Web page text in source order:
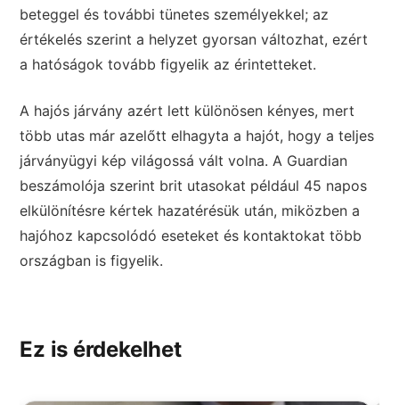
beteggel és további tünetes személyekkel; az
értékelés szerint a helyzet gyorsan változhat, ezért
a hatóságok tovább figyelik az érintetteket.
A hajós járvány azért lett különösen kényes, mert
több utas már azelőtt elhagyta a hajót, hogy a teljes
járványügyi kép világossá vált volna. A Guardian
beszámolója szerint brit utasokat például 45 napos
elkülönítésre kértek hazatérésük után, miközben a
hajóhoz kapcsolódó eseteket és kontaktokat több
országban is figyelik.
Ez is érdekelhet